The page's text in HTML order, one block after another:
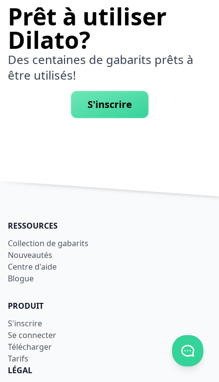
Prêt à utiliser
Dilato?
Des centaines de gabarits prêts à
être utilisés!
S'inscrire
RESSOURCES
Collection de gabarits
Nouveautés
Centre d'aide
Blogue
PRODUIT
S'inscrire
Se connecter
Télécharger
Tarifs
LÉGAL